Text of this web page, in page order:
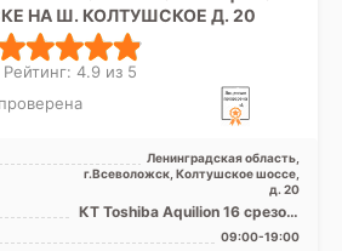
НА Ш. КОЛТУШСКОЕ Д. 20
Рейтинг: 4.9 из 5
Ленинградская область,
г.Всеволожск, Колтушское шоссе,
д. 20
КТ Toshiba Aquilion 16 срезов,
УЗИ
09:00-19:00